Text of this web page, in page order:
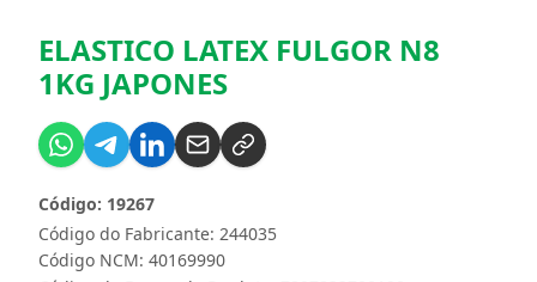
ELASTICO LATEX FULGOR N8
1KG JAPONES
Código do Fabricante: 244035
Código: 19267
Código NCM: 40169990